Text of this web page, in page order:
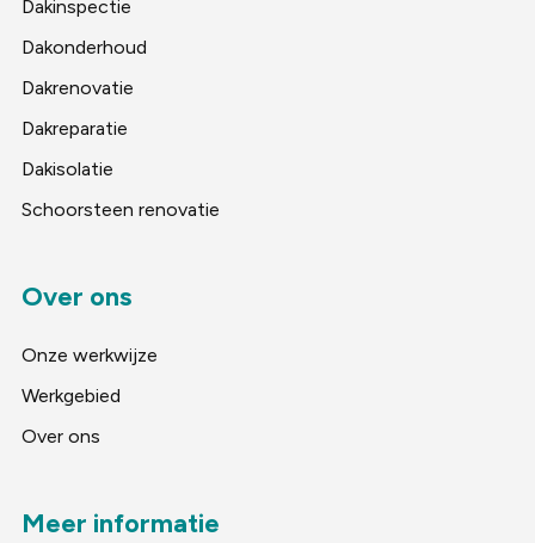
Dakinspectie
Dakonderhoud
Dakrenovatie
Dakreparatie
Dakisolatie
Schoorsteen renovatie
Over ons
Onze werkwijze
Werkgebied
Over ons
Meer informatie